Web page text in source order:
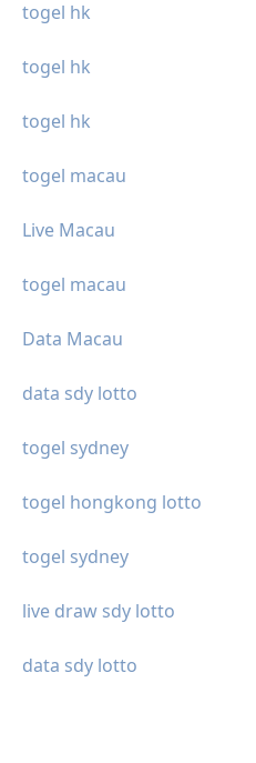
togel hk
togel hk
togel hk
togel macau
Live Macau
togel macau
Data Macau
data sdy lotto
togel sydney
togel hongkong lotto
togel sydney
live draw sdy lotto
data sdy lotto